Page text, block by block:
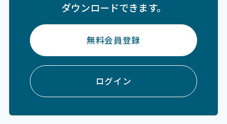
ダウンロードできます。
無料会員登録
ログイン